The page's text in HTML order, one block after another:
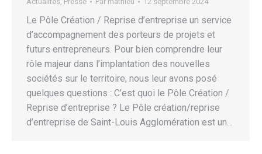
Le Pôle Création / Reprise d’entreprise un service
d’accompagnement des porteurs de projets et
futurs entrepreneurs. Pour bien comprendre leur
rôle majeur dans l’implantation des nouvelles
sociétés sur le territoire, nous leur avons posé
quelques questions : C’est quoi le Pôle Création /
Reprise d’entreprise ? Le Pôle création/reprise
d’entreprise de Saint-Louis Agglomération est un…